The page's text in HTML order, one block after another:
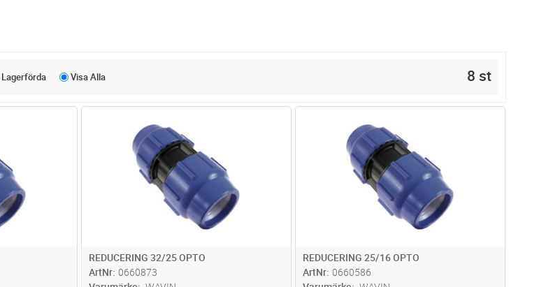
Lagerförda VisaAlla 8 st
ST
REDUCERING 32/25 OPTO
ArtNr 0660873
ST
REDUCERING 25/16 OPTO
ArtNr 0660586